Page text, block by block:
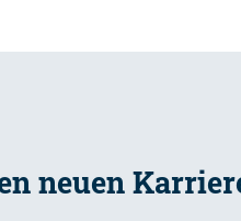
neuen